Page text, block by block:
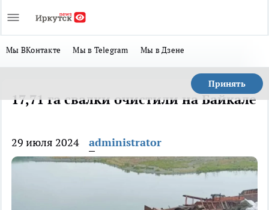
Мы ВКонтакте Мы в Telegram Мы в Дзене
Принять
​17,71 га свалки очистили на Байкале
29 июля 2024 administrator